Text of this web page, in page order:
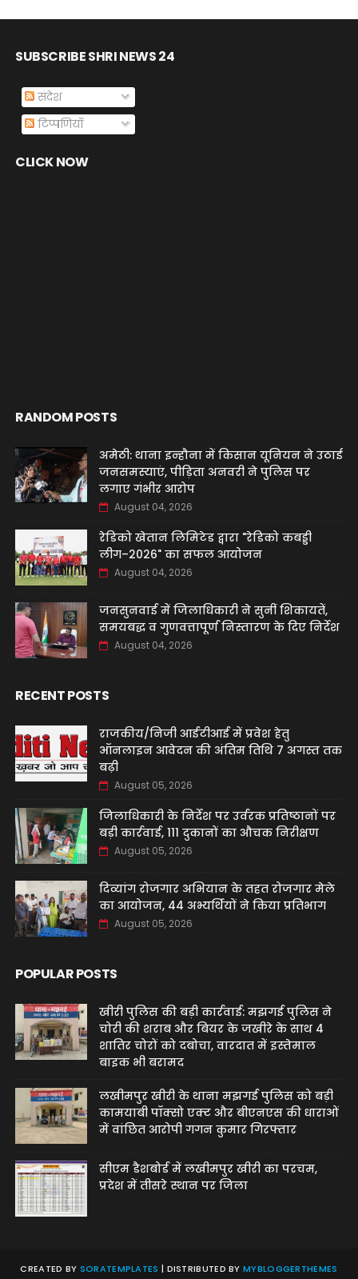
SUBSCRIBE SHRI NEWS 24
संदेश
टिप्पणियाँ
CLICK NOW
RANDOM POSTS
अमेठी: थाना इन्हौना में किसान यूनियन ने उठाई
जनसमस्याएं, पीड़िता अनवरी ने पुलिस पर
लगाए गंभीर आरोप
August 04, 2026
रेडिको खेतान लिमिटेड द्वारा "रेडिको कबड्डी
लीग–2026" का सफल आयोजन
August 04, 2026
जनसुनवाई में जिलाधिकारी ने सुनीं शिकायतें,
समयबद्ध व गुणवत्तापूर्ण निस्तारण के दिए निर्देश
August 04, 2026
RECENT POSTS
राजकीय/निजी आईटीआई में प्रवेश हेतु
ऑनलाइन आवेदन की अंतिम तिथि 7 अगस्त तक
बढ़ी
August 05, 2026
जिलाधिकारी के निर्देश पर उर्वरक प्रतिष्ठानों पर
बड़ी कार्रवाई, 111 दुकानों का औचक निरीक्षण
August 05, 2026
दिव्यांग रोजगार अभियान के तहत रोजगार मेले
का आयोजन, 44 अभ्यर्थियों ने किया प्रतिभाग
August 05, 2026
POPULAR POSTS
खीरी पुलिस की बड़ी कार्रवाई: मझगई पुलिस ने
चोरी की शराब और बियर के जखीरे के साथ 4
शातिर चोरों को दबोचा, वारदात में इस्तेमाल
बाइक भी बरामद
लखीमपुर खीरी के थाना मझगई पुलिस को बड़ी
कामयाबी पॉक्सो एक्ट और बीएनएस की धाराओं
में वांछित आरोपी गगन कुमार गिरफ्तार
सीएम डैशबोर्ड में लखीमपुर खीरी का परचम,
प्रदेश में तीसरे स्थान पर जिला
CREATED BY SORATEMPLATES | DISTRIBUTED BYMYBLOGGERTHEMES